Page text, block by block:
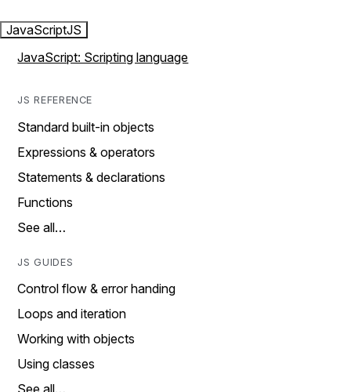
JavaScriptJS
JavaScript: Scripting language
JS REFERENCE
Standard built-in objects
Expressions & operators
Statements & declarations
Functions
See all…
JS GUIDES
Control flow & error handing
Loops and iteration
Working with objects
Using classes